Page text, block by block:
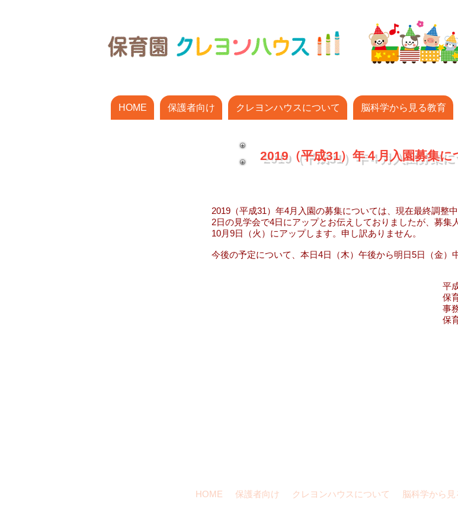
HOME 保護者向け クレヨンハウスについて 脳科学から見る教育
2019（平成31）年４月入園募集
2019（平成31）年4月入園の募集については、現在最終調整中
2日の見学会で4日にアップとお伝えしておりましたが、募集
10月9日（火）にアップします。申し訳ありません。
今後の予定について、本日4日（木）午後から明日5日（金）
平成３０年１０
保育園 クレヨン
事務室直通 TEL ０４８－
保育園 TEL ０４８－
HOME 保護者向け クレヨンハウスについて 脳科学から見